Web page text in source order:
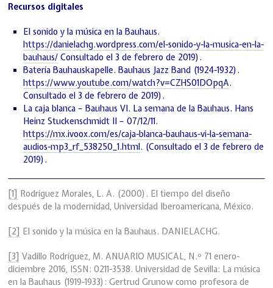
Recursos digitales
El sonido y la música en la Bauhaus.
https://danielachg.wordpress.com/el-sonido-y-la-musica-en-la-
bauhaus/Consultado el 3 de febrero de 2019).
Batería Bauhauskapelle. Bauhaus Jazz Band (1924-1932).
https://www.youtube.com/watch?v=CZHS01DOpqA.
Consultado el 3 de febrero de 2019).
La caja blanca – Bauhaus VI. La semana de la Bauhaus. Hans
Heinz Stuckenschmidt II – 07/12/11.
https://mx.ivoox.com/es/caja-blanca-bauhaus-vi-la-semana-
audios-mp3_rf_538250_1.html. (Consultado el 3 de febrero de
2019).
[1] Rodríguez Morales, L. A. (2000). El tiempo del diseño
después de la modernidad, Universidad Iberoamericana, México.
[2] El sonido y la música en la Bauhaus. DANIELACHG.
[3] Vadillo Rodríguez, M. ANUARIO MUSICAL, N.º 71 enero-
diciembre 2016, ISSN: 0211-3538. Universidad de Sevilla: La música
en la Bauhaus (1919-1933): Gertrud Grunow como profesora de